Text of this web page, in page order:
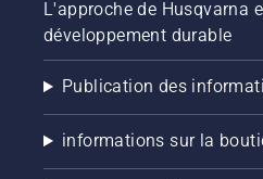
L'approche de Husqvarna
développement durable
Publication des
informations sur la